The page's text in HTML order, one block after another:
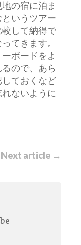
の宿に泊ま
いうツアー
して納得で
てきます。
ボードをよ
ので、あら
ておくなど
ないように
Next article →